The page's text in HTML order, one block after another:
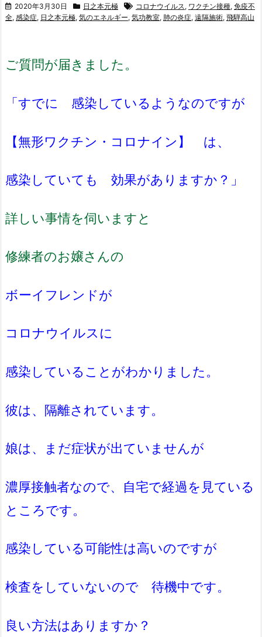
2020年3月30日 日之本元極 コロナウイルス, ワクチン接種, 免疫不
全, 感染症, 日之本元極, 気のエネルギー, 気功教室, 肺の炎症, 遠隔施術, 飛騨高山
ご質問が届きました。
「すでに 感染しているようなのですが
【無形ワクチン・コロナイン】 は、
感染していても 効果がありますか？」
詳しい事情を伺いますと
修練者のお嬢さんの
ボーイフレンドが
コロナウイルスに
感染していることがわかりました。
彼は、隔離されています。
娘は、まだ症状が出ていませんが
濃厚接触者なので、自宅で経過を見ている
ところです。
感染している可能性は高いのですが
検査をしていないので 待機中です。
良い方法はありますか？